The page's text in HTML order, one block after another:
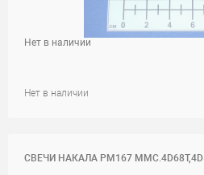
Нет в наличии
Нет в наличии
СВЕЧИ НАКАЛА PM167